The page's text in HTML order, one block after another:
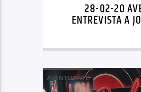
28-02-20
ENTREVISTA A
AVENTURATE